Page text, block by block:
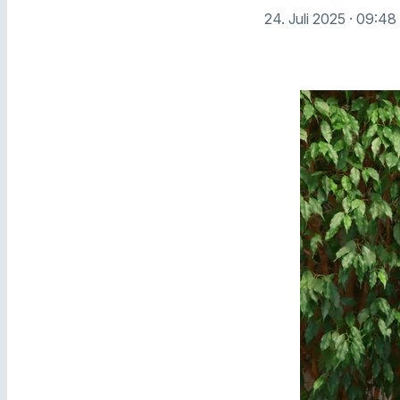
24. Juli 2025 ·